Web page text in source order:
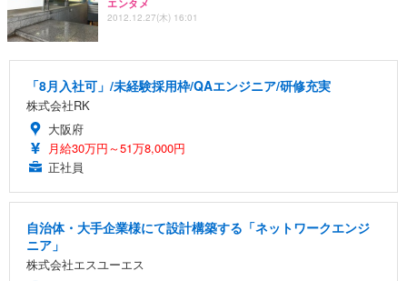
エンタメ
2012.12.27(木) 16:01
「8月入社可」/未経験採用枠/QAエンジニア/研修充実
株式会社RK
大阪府
月給30万円～51万8,000円
正社員
自治体・大手企業様にて設計構築する「ネットワークエンジ
ニア」
株式会社エスユーエス